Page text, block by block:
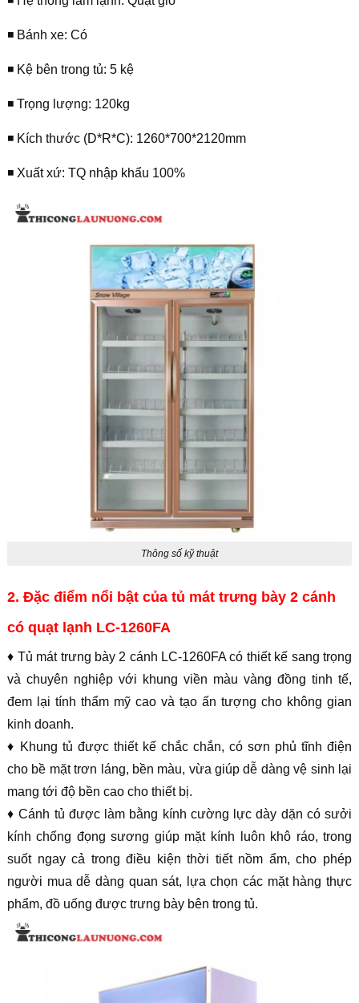
◾️ Bánh xe: Có
◾️ Kệ bên trong tủ: 5 kệ
◾️ Trọng lượng: 120kg
◾️ Kích thước (D*R*C): 1260*700*2120mm
◾️ Xuất xứ: TQ nhập khẩu 100%
Thông số kỹ thuật
2. Đặc điểm nổi bật của tủ mát trưng bày 2 cánh
có quạt lạnh LC-1260FA
♦ Tủ mát trưng bày 2 cánh LC-1260FA có thiết kế sang trọng
và chuyên nghiệp với khung viền màu vàng đồng tinh tế,
đem lại tính thẩm mỹ cao và tạo ấn tượng cho không gian
kinh doanh.
♦ Khung tủ được thiết kế chắc chắn, có sơn phủ tĩnh điện
cho bề mặt trơn láng, bền màu, vừa giúp dễ dàng vệ sinh lại
mang tới độ bền cao cho thiết bị.
♦ Cánh tủ được làm bằng kính cường lực dày dặn có sưởi
kính chống đọng sương giúp mặt kính luôn khô ráo, trong
suốt ngay cả trong điều kiện thời tiết nồm ẩm, cho phép
người mua dễ dàng quan sát, lựa chọn các mặt hàng thực
phẩm, đồ uống được trưng bày bên trong tủ.